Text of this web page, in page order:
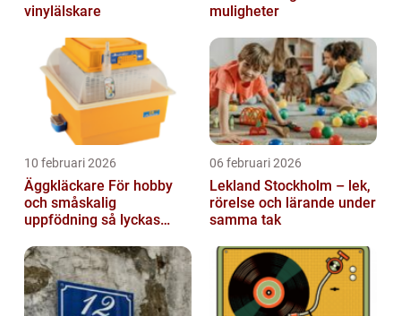
vinylälskare
muligheter
10 februari 2026
Äggkläckare För hobby
och småskalig
uppfödning så lyckas
06 februari 2026
Lekland Stockholm – lek,
rörelse och lärande under
samma tak